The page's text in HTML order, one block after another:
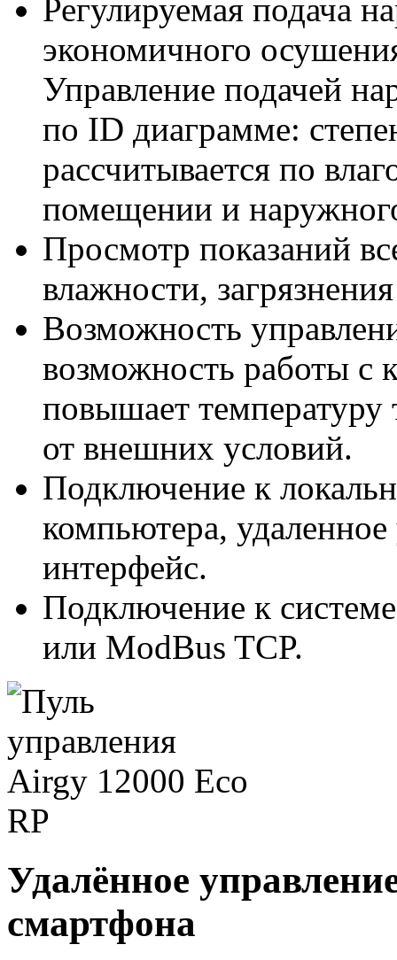
Регулируемая подача
экономичного
Управление подачей
по ID диаграмме:
рассчитывается по
помещении и
Просмотр показаний
влажности,
Возможность
возможность работы с
повышает температуру
от внешних условий.
Подключение к
компьютера, удаленное
интерфейс.
Подключение к
или ModBus TCP.
Удалённое
смартфона